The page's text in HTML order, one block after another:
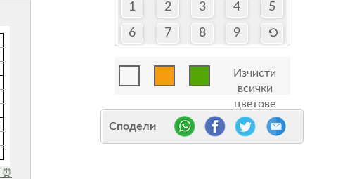
⏰
1 2 3 4 5
6 7 8 9
Изчисти
всички
цветове
Сподели